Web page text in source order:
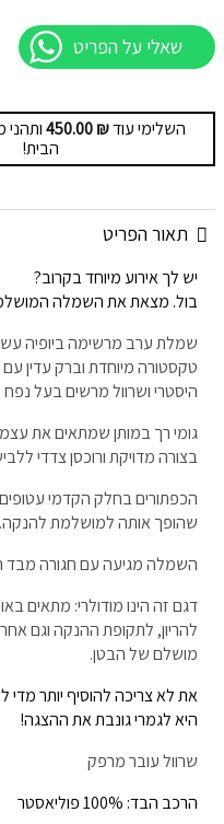
שאלי על הפריט
השלימי עוד₪
450.00
הבית!
תאור הפריט
יש לך אירוע מיוחד בקרוב?
בול. מצאת את השמלה
שמלת ערב מרשימה ביופיה
טקסטורה מיוחדת וברק עדין עם
היסטרי ושרוול מרשים בעל נפח
גומי רך במותן שמתאים את
בצורה מדויקת ורוכסן צדדי
הכפתורים בחלק הקדמי
שהופך אותה למושלמת להנקה.
השמלה מגיעה עם חגורה
דגם זה הינו מודולרי: מתאים
להריון, לתקופת ההנקה וגם
מושלם של הבטן.
את לא צריכה להוסיף יותר
היא לגמרי גונבת את ההצגה!
שרוול עובר מרפק
הרכב הבד: 100% פוליאסטר